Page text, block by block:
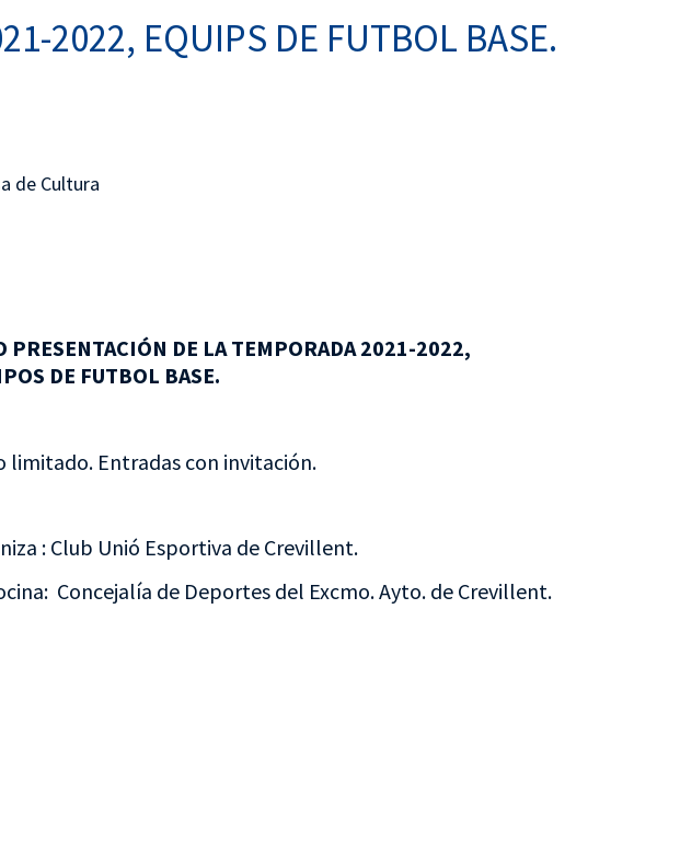
2022, EQUIPS DE FUTBOL BASE.
de Cultura
PRESENTACIÓN DE LA TEMPORADA 2021-2022,
DE FUTBOL BASE.
limitado. Entradas con invitación.
: Club Unió Esportiva de Crevillent.
Concejalía de Deportes del Excmo. Ayto. de Crevillent.